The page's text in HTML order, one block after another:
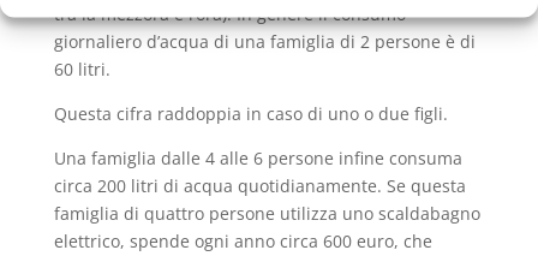
tra la mezzora e l’ora). In genere il consumo
giornaliero d’acqua di una famiglia di 2 persone è di
60 litri.
Questa cifra raddoppia in caso di uno o due figli.
Una famiglia dalle 4 alle 6 persone infine consuma
circa 200 litri di acqua quotidianamente. Se questa
famiglia di quattro persone utilizza uno scaldabagno
elettrico, spende ogni anno circa 600 euro, che